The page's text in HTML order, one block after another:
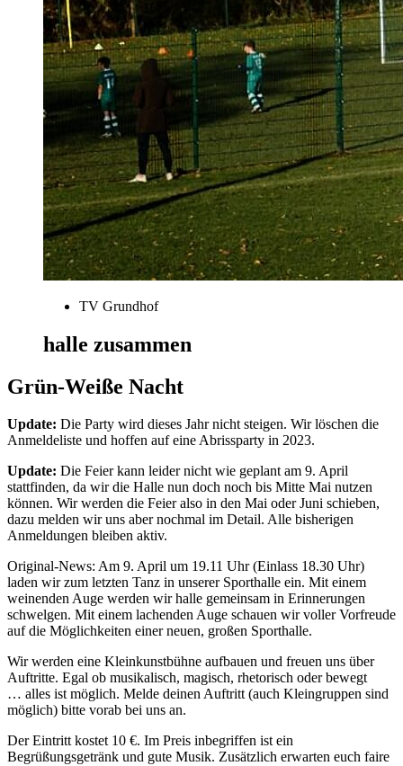
TV Grundhof
halle zusammen
Grün-Weiße Nacht
Update: Die Party wird dieses Jahr nicht steigen. Wir löschen die
Anmeldeliste und hoffen auf eine Abrissparty in 2023.
Update: Die Feier kann leider nicht wie geplant am 9. April
stattfinden, da wir die Halle nun doch noch bis Mitte Mai nutzen
können. Wir werden die Feier also in den Mai oder Juni schieben,
dazu melden wir uns aber nochmal im Detail. Alle bisherigen
Anmeldungen bleiben aktiv.
Original-News: Am 9. April um 19.11 Uhr (Einlass 18.30 Uhr)
laden wir zum letzten Tanz in unserer Sporthalle ein. Mit einem
weinenden Auge werden wir halle gemeinsam in Erinnerungen
schwelgen. Mit einem lachenden Auge schauen wir voller Vorfreude
auf die Möglichkeiten einer neuen, großen Sporthalle.
Wir werden eine Kleinkunstbühne aufbauen und freuen uns über
Auftritte. Egal ob musikalisch, magisch, rhetorisch oder bewegt
… alles ist möglich. Melde deinen Auftritt (auch Kleingruppen sind
möglich) bitte vorab bei uns an.
Der Eintritt kostet 10 €. Im Preis inbegriffen ist ein
Begrüßungsgetränk und gute Musik. Zusätzlich erwarten euch faire